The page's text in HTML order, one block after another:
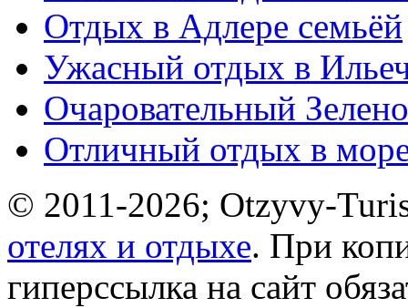
Отдых в Адлере семьёй
Ужасный отдых в
Очаровательный
Отличный отдых в
© 2011-2026; Otzyvy-
отелях и отдыхе. При
гиперссылка на сайт